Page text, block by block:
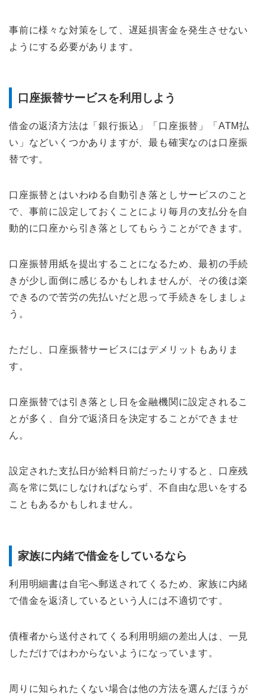
事前に様々な対策をして、遅延損害金を発生させない
ようにする必要があります。
口座振替サービスを利用しよう
借金の返済方法は「銀行振込」「口座振替」「ATM払
い」などいくつかありますが、最も確実なのは口座振
替です。
口座振替とはいわゆる自動引き落としサービスのこと
で、事前に設定しておくことにより毎月の支払分を自
動的に口座から引き落としてもらうことができます。
口座振替用紙を提出することになるため、最初の手続
きが少し面倒に感じるかもしれませんが、その後は楽
できるので苦労の先払いだと思って手続きをしましょ
う。
ただし、口座振替サービスにはデメリットもありま
す。
口座振替では引き落とし日を金融機関に設定されるこ
とが多く、自分で返済日を決定することができませ
ん。
設定された支払日が給料日前だったりすると、口座残
高を常に気にしなければならず、不自由な思いをする
こともあるかもしれません。
家族に内緒で借金をしているなら
利用明細書は自宅へ郵送されてくるため、家族に内緒
で借金を返済しているという人には不適切です。
債権者から送付されてくる利用明細の差出人は、一見
しただけではわからないようになっています。
周りに知られたくない場合は他の方法を選んだほうが